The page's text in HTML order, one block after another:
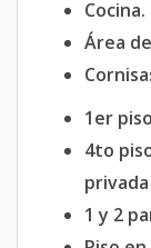
Cocina.
Área
1er
4to
1 y 2